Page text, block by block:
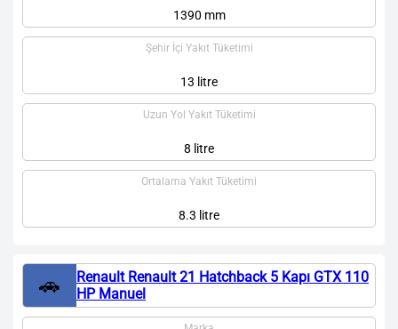
1390 mm
Şehir İçi Yakıt Tüketimi
13 litre
Uzun Yol Yakıt Tüketimi
8 litre
Ortalama Yakıt Tüketimi
8.3 litre
🚗
Renault Renault 21 Hatchback 5 Kapı GTX 110
HP Manuel